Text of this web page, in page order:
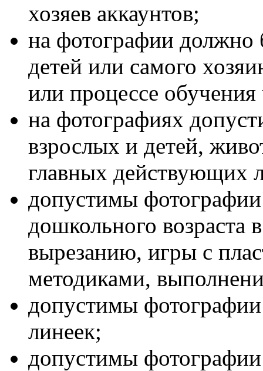
хозяев аккаунтов;
на фотографии должно
детей или самого
или процессе
на фотографиях
взрослых и детей,
главных действующих
допустимы
дошкольного возраста
вырезанию, игры с
методиками,
допустимы
линеек;
допустимы